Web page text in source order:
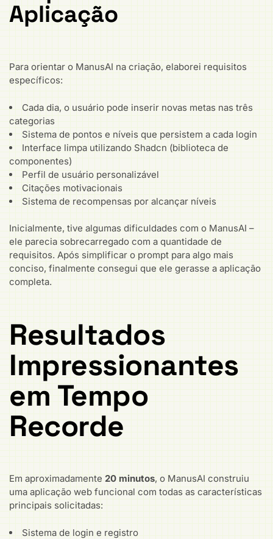
Aplicação
Para orientar o ManusAI na criação, elaborei requisitos
específicos:
Cada dia, o usuário pode inserir novas metas nas três
categorias
Sistema de pontos e níveis que persistem a cada login
Interface limpa utilizando Shadcn (biblioteca de
componentes)
Perfil de usuário personalizável
Citações motivacionais
Sistema de recompensas por alcançar níveis
Inicialmente, tive algumas dificuldades com o ManusAI –
ele parecia sobrecarregado com a quantidade de
requisitos. Após simplificar o prompt para algo mais
conciso, finalmente consegui que ele gerasse a aplicação
completa.
Resultados
Impressionantes
em Tempo
Recorde
Em aproximadamente 20 minutos, o ManusAI construiu
uma aplicação web funcional com todas as características
principais solicitadas:
Sistema de login e registro